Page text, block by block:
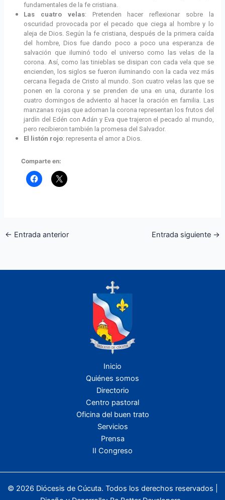
fundamentales de la fe cristiana.
Las cuatro velas: Pretenden hacer reflexionar sobre la
oscuridad provocada por el pecado que ciega al hombre y lo
aleja de Dios. Según la fe cristiana, después de la primera caída
del hombre, Dios fue dando poco a poco una esperanza de
salvación que iluminó todo el universo como las velas de la
corona. Así, como las tinieblas se disipan con cada vela que se
encienden, los siglos se fueron iluminando con la cada vez más
cercana llegada de Cristo al mundo. Son cuatro velas las que se
ponen en la corona y se prenden de una en una, durante los
cuatro domingos de adviento al hacer la oración en familia. Las
manzanas rojas que adornan la corona representan los frutos del
jardín del Edén con Adán y Eva que trajeron el pecado al mundo,
pero recibieron también la promesa del Salvador.
El listón rojo: representa el amor a Dios.
Comparte en:
← Entrada anterior Entrada siguiente →
Inicio
Quiénes somos
Directorio
Centro pastoral
Oficina del buen trato
Servicios
Prensa
II Congreso
© 2026 Diócesis de Cúcuta. Todos los derechos reservados |